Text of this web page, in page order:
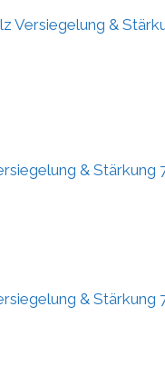
Versiegelung &
& Stärkung
& Stärkung